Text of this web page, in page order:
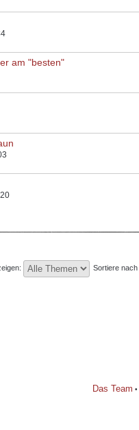
am "besten"
Sortiere nach
Das Team •